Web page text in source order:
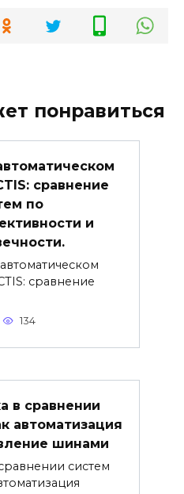
понравиться
сравнение
по
и
сравнение
134
в сравнении
автоматизация
шинами
систем